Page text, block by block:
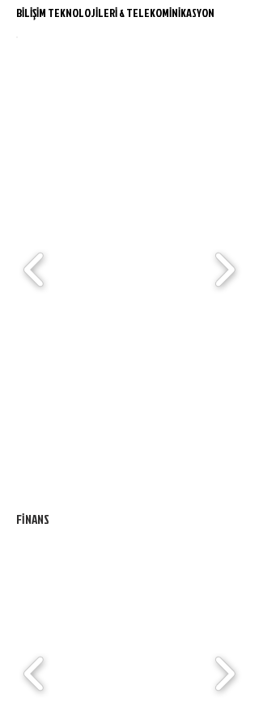
BİLİŞİM TEKNOLOJİLERİ & TELEKOMİNİKASYON
FİNANS